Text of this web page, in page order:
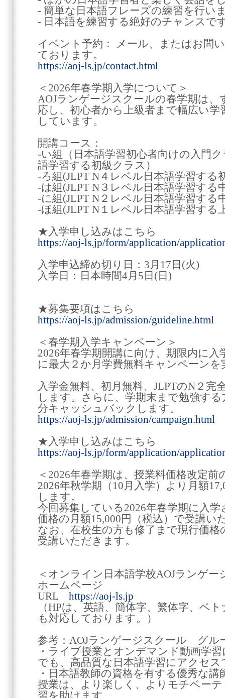
- 簡単な日本語フレーズの練習を行い
- 日本語を練習する絶好のチャンスで
イベント予約： メール、またはお問
ております。
https://aoj-ls.jp/contact.html
＜2026年春学期入学について＞
AOJランゲージスクールの春学期は
応し、初心者から上級者まで幅広い
しています。
開講コース：
-い組（日本語学習初心者向けの入門
語学習する初級クラス）
-ろ組(JLPT N４レベル日本語学習する
-は組(JLPT N３レベル日本語学習する
-に組(JLPT N２レベル日本語学習する
-ほ組(JLPT N１レベル日本語学習する
★入学申し込みはこちら
https://aoj-ls.jp/form/application/
入学申込締め切り日：3月17日(火)
入学日：日本時間4月5日(日)
★募集要項はこちら
https://aoj-ls.jp/admission/guideline.html
＜春学期入学キャンペーン＞
2026年春学期開講に向け、期限内に
に最大２か月学費無料キャンペーン
入学金無料、初月無料、JLPTのN２完
します。さらに、学期末まで勉強す
分キャッシュバックします。
https://aoj-ls.jp/admission/campaign.html
★入学申し込みはこちら
https://aoj-ls.jp/form/application/
＜2026年春学期は、授業料価格改定前
2026年秋学期（10月入学）より月額
します。
今回募集している2026年春学期に入
価格の月額15,000円（税込）で受講い
なお、在校生の方も修了まで現行価格
受講いただきます。
＜オンライン日本語学校AOJランゲ
ホームページ
URL https://aoj-ls.jp
（HPは、英語、簡体字、繁体字、ベ
も対応しております。）
参考：AOJランゲージスクール グル
・ライブ授業とオンデマンド動画学
でも、高品質な日本語学習にアクセ
・日本語教師の資格を有する優秀な
授業は、より楽しく、よりモチベー
習を助けます。